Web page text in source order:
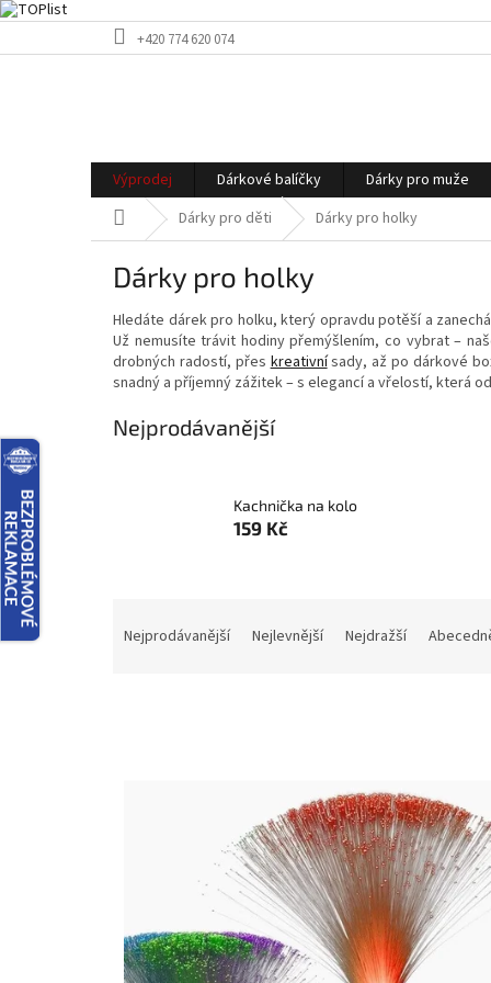
na
+420 774 620 074
Výprodej Dárkové balíčky Dárky pro muže
Domů Dárky pro děti Dárky pro holky
Dárky pro holky
Hledáte dárek pro holku, který opravdu potěší a
Už nemusíte trávit hodiny přemýšlením, co vybrat –
drobných radostí, přes kreativnísady, až po dárkové
snadný a příjemný zážitek – s elegancí a vřelostí, která
Nejprodávanější
Kachnička na kolo
159 Kč
Nejprodávanější Nejlevnější Nejdražší